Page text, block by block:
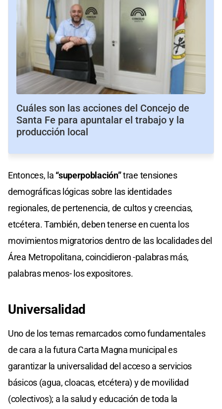
Cuáles son las acciones del Concejo de
Santa Fe para apuntalar el trabajo y la
producción local
Entonces, la “superpoblación”trae tensiones
demográficas lógicas sobre las identidades
regionales, de pertenencia, de cultos y creencias,
etcétera. También, deben tenerse en cuenta los
movimientos migratorios dentro de las localidades del
Área Metropolitana, coincidieron -palabras más,
palabras menos- los expositores.
Universalidad
Uno de los temas remarcados como fundamentales
de cara a la futura Carta Magna municipal es
garantizar la universalidad del acceso a servicios
básicos (agua, cloacas, etcétera) y de movilidad
(colectivos); a la salud y educación de toda la